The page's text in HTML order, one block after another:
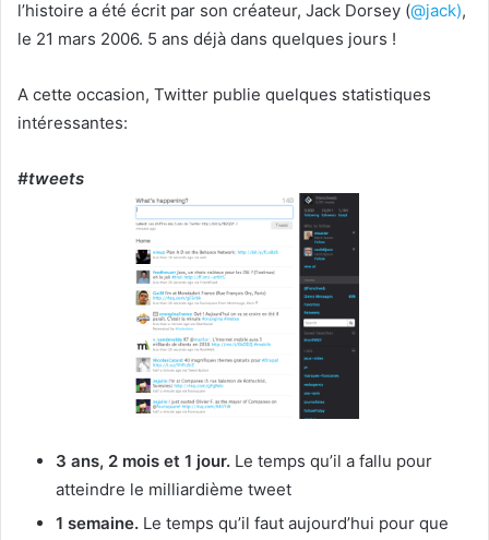
l’histoire a été écrit par son créateur, Jack Dorsey (@jack),
le 21 mars 2006. 5 ans déjà dans quelques jours !
A cette occasion, Twitter publie quelques statistiques
intéressantes:
#tweets
3 ans, 2 mois et 1 jour. Le temps qu’il a fallu pour
atteindre le milliardième tweet
1 semaine. Le temps qu’il faut aujourd’hui pour que